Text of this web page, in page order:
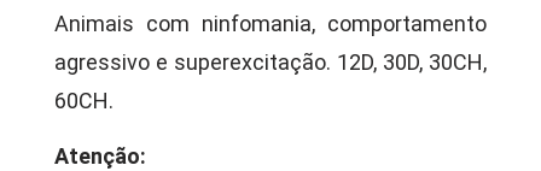
Animais com ninfomania, comportamento
agressivo e superexcitação. 12D, 30D, 30CH,
60CH.
Atenção: